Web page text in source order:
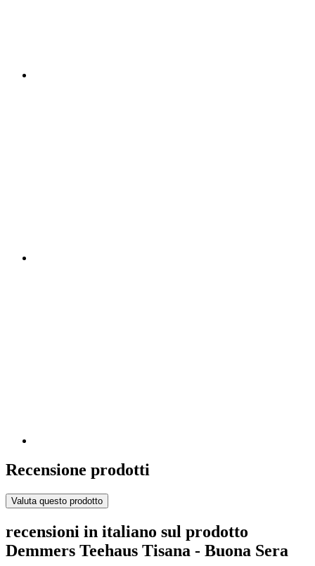
Recensione prodotti
Valuta questo prodotto
recensioni in italiano sul prodotto
Demmers Teehaus Tisana - Buona Sera